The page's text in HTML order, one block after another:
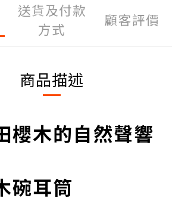
送貨及付款
方式
顧客評價
商品描述
櫻木的自然聲響
碗耳筒